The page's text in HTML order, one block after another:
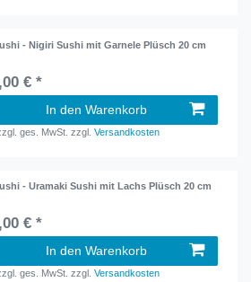
- Nigiri Sushi mit Garnele Plüsch 20 cm
€ *
In den Warenkorb
ges. MwSt. zzgl.Versandkosten
- Uramaki Sushi mit Lachs Plüsch 20 cm
€ *
In den Warenkorb
ges. MwSt. zzgl.Versandkosten